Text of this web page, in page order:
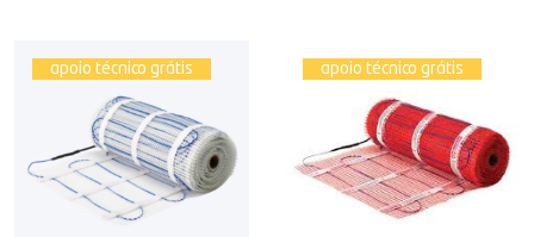
apoio técnico grátis apoio técnico grátis